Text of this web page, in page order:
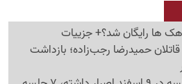
ها رایگان شد؟+ جزییات
قاتلان حمیدرضا رجب‌زاده؛ بازداشت